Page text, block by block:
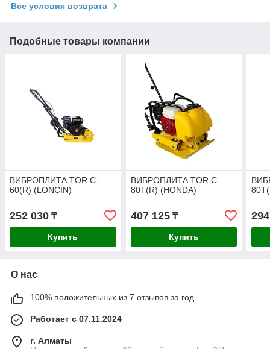
Все условия возврата
Подобные товары компании
ВИБРОПЛИТА TOR C-
60(R) (LONCIN)
252 030 ₸
Купить
ВИБРОПЛИТА TOR C-
80T(R) (HONDA)
407 125₸
Купить
О нас
100% положительных из 7 отзывов за год
Работает с 07.11.2024
г. Алматы